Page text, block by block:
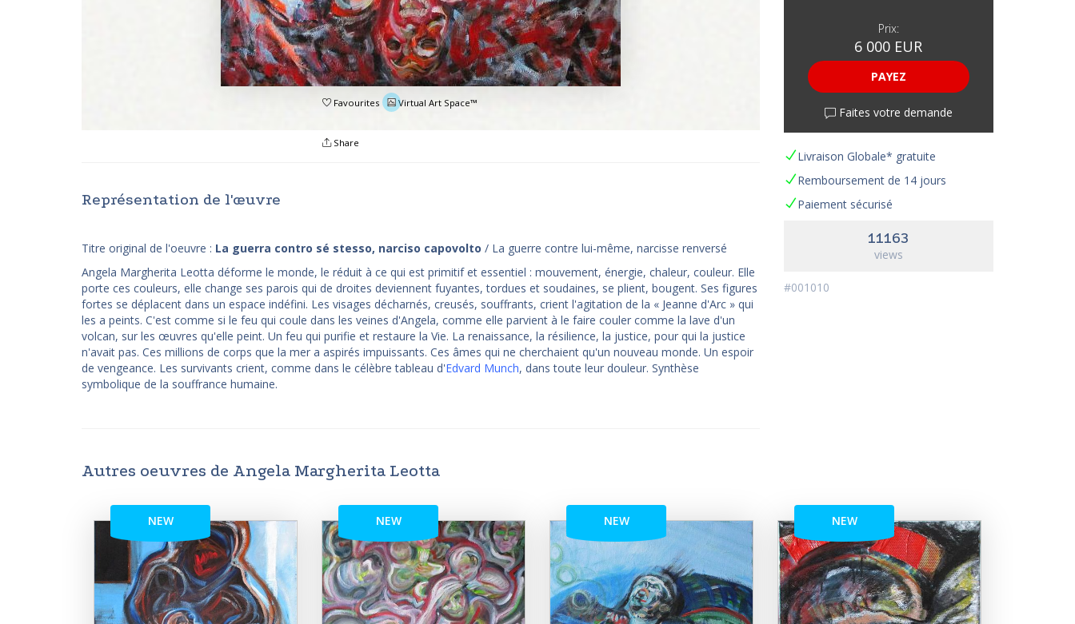
Favourites Virtual Art Space™
Share
Représentation de l'œuvre
Titre original de l'oeuvre : La guerra contro sé stesso, narciso capovolto / La guerre contre lui-même, narcisse renversé
Angela Margherita Leotta déforme le monde, le réduit à ce qui est primitif et essentiel : mouvement, énergie, chaleur, couleur. Elle
porte ces couleurs, elle change ses parois qui de droites deviennent fuyantes, tordues et soudaines, se plient, bougent. Ses figures
fortes se déplacent dans un espace indéfini. Les visages décharnés, creusés, souffrants, crient l'agitation de la « Jeanne d'Arc » qui
les a peints. C'est comme si le feu qui coule dans les veines d'Angela, comme elle parvient à le faire couler comme la lave d'un
volcan, sur les œuvres qu'elle peint. Un feu qui purifie et restaure la Vie. La renaissance, la résilience, la justice, pour qui la justice
n'avait pas. Ces millions de corps que la mer a aspirés impuissants. Ces âmes qui ne cherchaient qu'un nouveau monde. Un espoir
de vengeance. Les survivants crient, comme dans le célèbre tableau d'Edvard Munch, dans toute leur douleur. Synthèse
symbolique de la souffrance humaine.
Prix:
6 000 EUR
PAYEZ
Faites votre demande
Livraison Globale* gratuite
Remboursement de 14 jours
Paiement sécurisé
11163
views
#001010
Autres oeuvres de Angela Margherita Leotta
NEW NEW NEW NEW